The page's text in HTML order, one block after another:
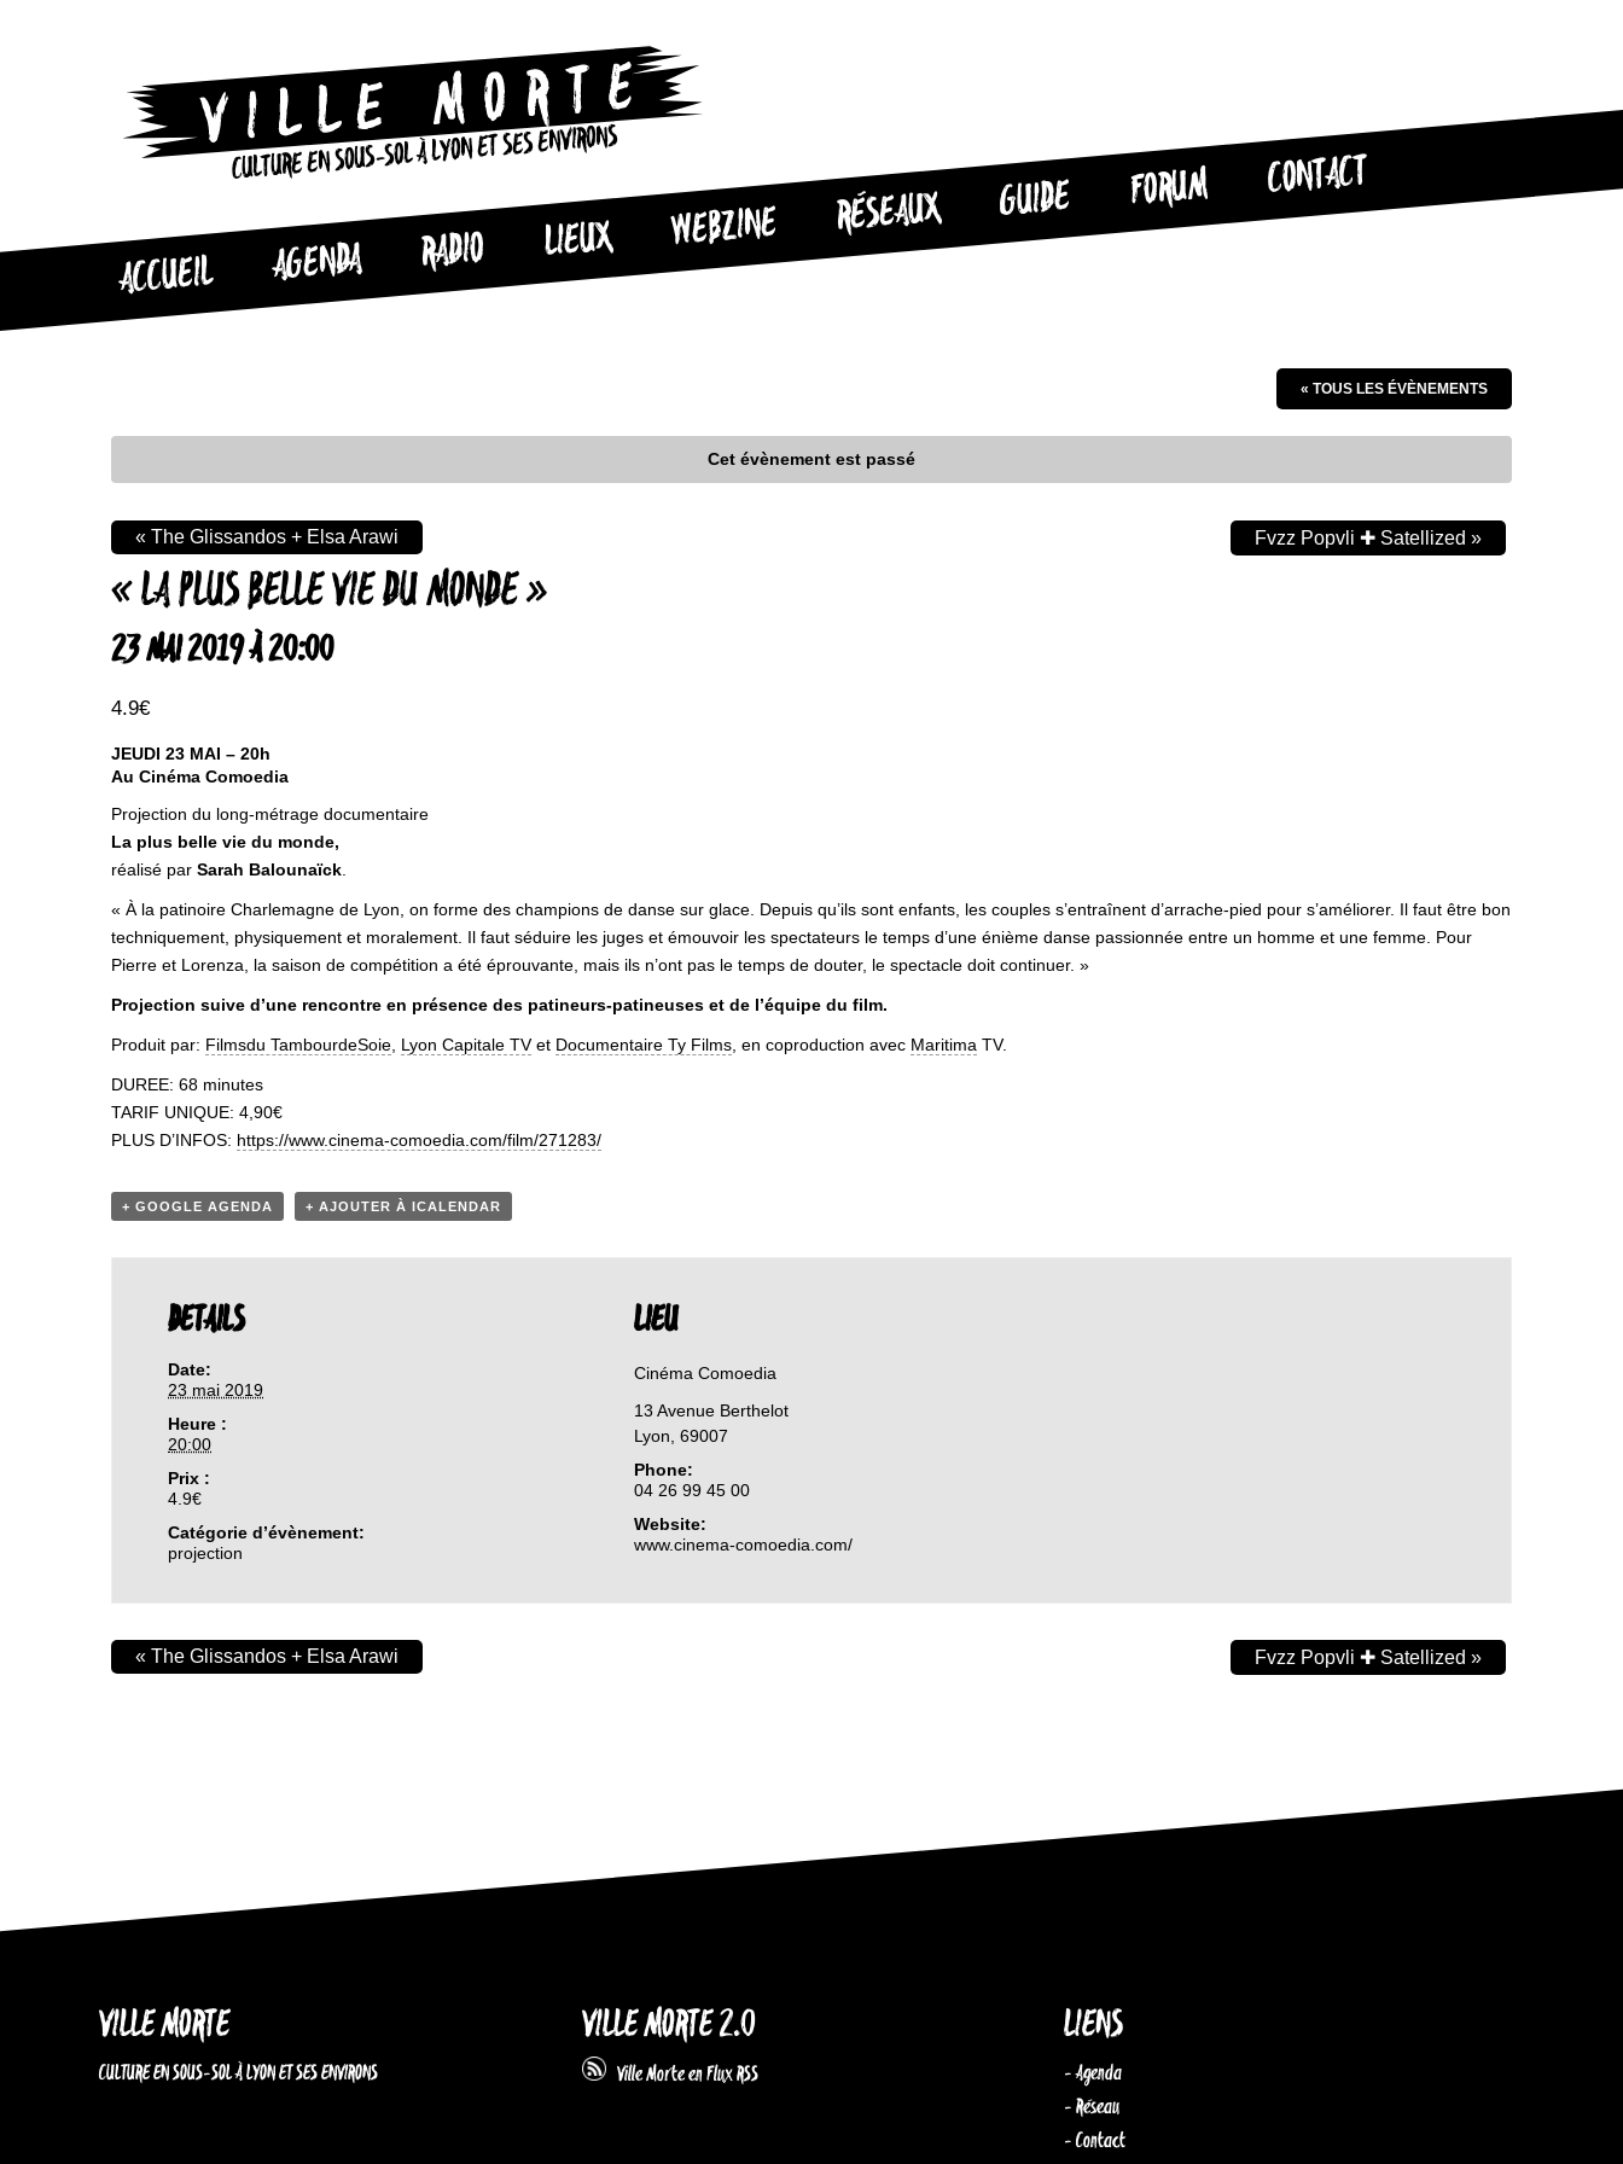
CULTURE EN SOUS-SOL À LYON ET SES ENVIRONS
ACCUEIL AGENDA RADIO LIEUX WEBZINE RÉSEAUX GUIDE FORUM CONTACT
« TOUS LES ÉVÈNEMENTS
Cet évènement est passé
« LA PLUS BELLE VIE DU MONDE »
23 MAI 2019 À 20:00
4.9€
« The Glissandos + Elsa Arawi Fvzz Popvli ✚ Satellized »
JEUDI 23 MAI – 20h
Au Cinéma Comoedia
Projection du long-métrage documentaire
La plus belle vie du monde,
réalisé par Sarah Balounaïck
« À la patinoire Charlemagne de Lyon, on forme des champions de danse sur glace. Depuis qu’ils sont enfants, les couples s’entraînent d’arrache-pied pour s’améliorer. Il faut être bon
techniquement, physiquement et moralement. Il faut séduire les juges et émouvoir les spectateurs le temps d’une énième danse passionnée entre un homme et une femme. Pour
Pierre et Lorenza, la saison de compétition a été éprouvante, mais ils n’ont pas le temps de douter, le spectacle doit continuer. »
Projection suive d’une rencontre en présence des patineurs-patineuses et de l’équipe du film.
Produit par: Filmsdu TambourdeSoie Lyon Capitale TVet Documentaire Ty Films , en coproduction avec Maritima TV.
DUREE: 68 minutes
TARIF UNIQUE: 4,90€
PLUS D’INFOS: https://www.cinema-comoedia. com/film/271283/
+ GOOGLE AGENDA + AJOUTER À ICALENDAR
DETAILS
Date:
23 mai 2019
Heure :
20:00
Prix :
4.9€
Catégorie d’évènement:
projection
LIEU
Cinéma Comoedia
13 Avenue Berthelot
Lyon 69007
Phone:
04 26 99 45 00
Website:
www.cinema-comoedia.com/
« The Glissandos + Elsa Arawi Fvzz Popvli ✚ Satellized »
VILLE MORTE
CULTURE EN SOUS-SOL À LYON ET SES ENVIRONS
VILLE MORTE 2.0
Ville Morte en Flux RSS
LIENS
- Agenda
- Réseau
- Contact